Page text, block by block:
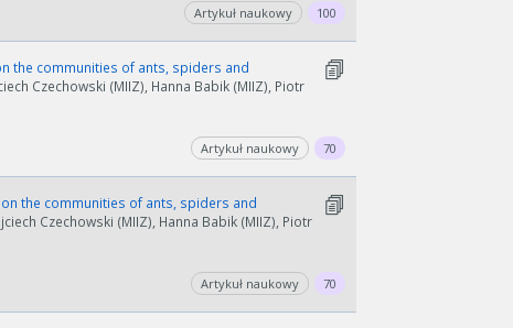
Artykuł naukowy 100
the communities of ants, spiders and
Czechowski (MIIZ), Hanna Babik (MIIZ), Piotr
Artykuł naukowy 70
the communities of ants, spiders and
Czechowski (MIIZ), Hanna Babik (MIIZ), Piotr
Artykuł naukowy 70